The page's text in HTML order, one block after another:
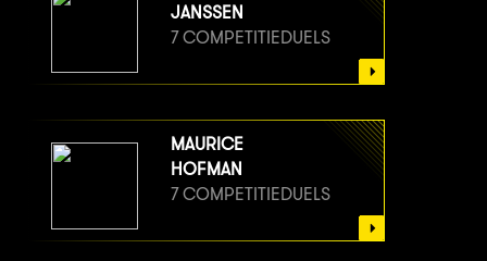
JANSSEN
7 COMPETITIEDUELS
MAURICE
HOFMAN
7 COMPETITIEDUELS